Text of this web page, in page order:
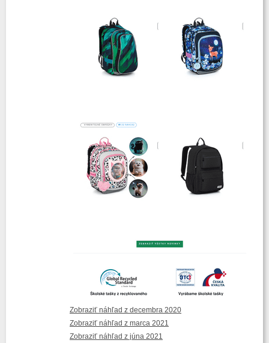
Zobraziť náhľad z decembra 2020
Zobraziť náhľad z marca 2021
Zobraziť náhľad z júna 2021